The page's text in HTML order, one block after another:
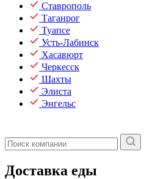
Ставрополь
Таганрог
Туапсе
Усть-Лабинск
Хасавюрт
Черкесск
Шахты
Элиста
Энгельс
Доставка еды